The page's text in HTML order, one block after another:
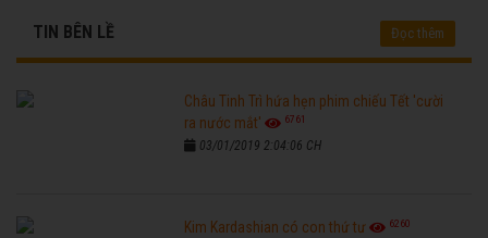
TIN BÊN LỀ Đọc thêm
Châu Tinh Trì hứa hẹn phim chiếu Tết 'cười
ra nước mắt'
6761
03/01/2019 2:04:06 CH
Kim Kardashian có con thứ tư 6260